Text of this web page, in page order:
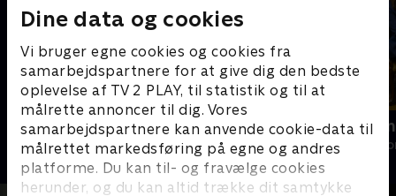
Dine data og cookies
Vi bruger egne cookies og cookies fra
samarbejdspartnere for at give dig den bedste
oplevelse af TV 2 PLAY, til statistik og til at
målrette annoncer til dig. Vores
samarbejdspartnere kan anvende cookie-data til
målrettet markedsføring på egne og andres
platforme. Du kan til- og fravælge cookies
herunder, og du kan altid trække dit samtykke
Jul på alpehotellet
Livsstil • 1 sæsoner
Jul i familien
Livsstil • 1